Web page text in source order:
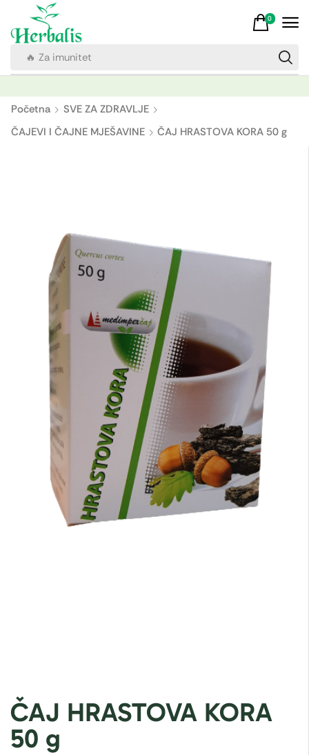
🔥 Za imunitet
0
Početna
SVE ZA ZDRAVLJE
ČAJEVI I ČAJNE MJEŠAVINE
ČAJ HRASTOVA KORA 50 g
ČAJ HRASTOVA KORA
50 g